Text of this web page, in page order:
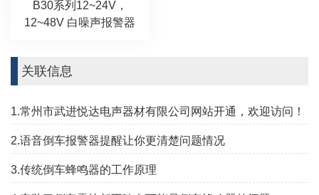
B30系列12~24V，
12~48V 白噪声报警器
关联信息
1.常州市武进悦达电声器材有限公司网站开通，欢迎访问！
2.语音倒车报警器提醒让你更清楚问题情况
3.传统倒车蜂鸣器的工作原理